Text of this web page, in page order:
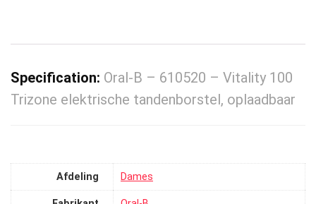
Specification: Oral-B – 610520 – Vitality 100
Trizone elektrische tandenborstel, oplaadbaar
Afdeling ‎Dames